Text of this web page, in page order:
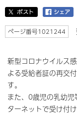
ページ番号1021244
新型コロナウイルス
よる受給者証の再交
す。
また、0歳児の乳幼
ターネットで受け付け